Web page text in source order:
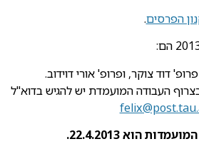
הפרסים.
דוד צוקר, ופרופ' אורי דוידוב.
העבודה המועמדת יש להגיש בדוא"ל
הוא 22.4.2013.